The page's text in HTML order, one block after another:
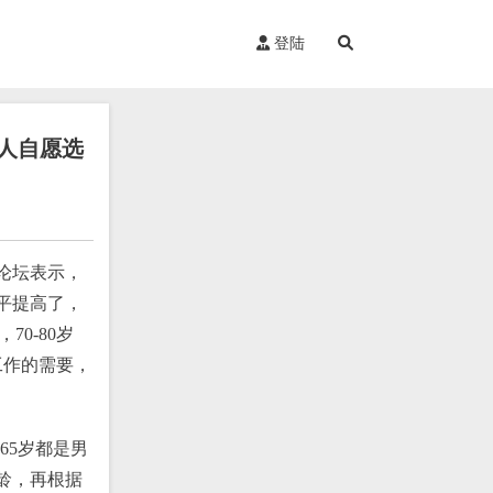
登陆
自愿选
坛表示，
提高了，
70-80岁
的需要，
岁都是男
，再根据